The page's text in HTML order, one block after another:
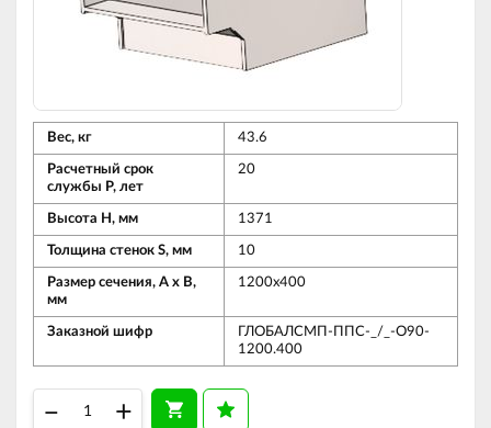
Вес, кг 43.6
Расчетный срок
службы Р, лет
20
Высота Н, мм 1371
Толщина стенок S, мм 10
Размер сечения, А х В,
мм
1200х400
Заказной шифр
ГЛОБАЛСМП-ППС-_/_-О90-
1200.400
– +